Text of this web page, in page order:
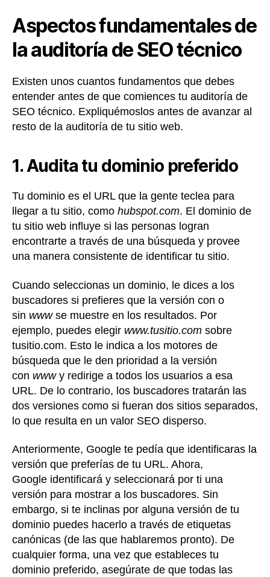
Aspectos fundamentales de
la auditoría de SEO técnico
Existen unos cuantos fundamentos que debes
entender antes de que comiences tu auditoría de
SEO técnico. Expliquémoslos antes de avanzar al
resto de la auditoría de tu sitio web.
1. Audita tu dominio preferido
Tu dominio es el URL que la gente teclea para
llegar a tu sitio, como hubspot.com. El dominio de
tu sitio web influye si las personas logran
encontrarte a través de una búsqueda y provee
una manera consistente de identificar tu sitio.
Cuando seleccionas un dominio, le dices a los
buscadores si prefieres que la versión con o
sin wwwse muestre en los resultados. Por
ejemplo, puedes elegir www.tusitio.com sobre
tusitio.com. Esto le indica a los motores de
búsqueda que le den prioridad a la versión
con wwwy redirige a todos los usuarios a esa
URL. De lo contrario, los buscadores tratarán las
dos versiones como si fueran dos sitios separados,
lo que resulta en un valor SEO disperso.
Anteriormente, Google te pedía que identificaras la
versión que preferías de tu URL. Ahora,
Google identificará y seleccionará por ti una
versión para mostrar a los buscadores. Sin
embargo, si te inclinas por alguna versión de tu
dominio puedes hacerlo a través de etiquetas
canónicas (de las que hablaremos pronto). De
cualquier forma, una vez que estableces tu
dominio preferido, asegúrate de que todas las